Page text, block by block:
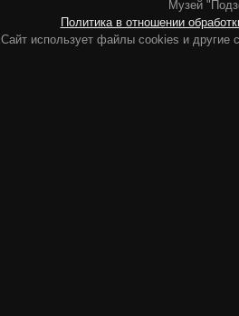
Музей
Политика в отношении
Сайт использует файлы cookies и другие